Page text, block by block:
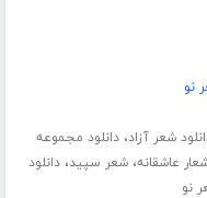
نو
شعر آزاد،دانلود مجموعه
عاشقانه،شعر سپید،دانلود
نو